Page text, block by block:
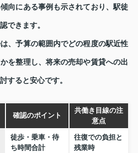
向にある事例も示されており、駅徒
できます。
、予算の範囲内でどの程度の駅近性
を整理し、将来の売却や賃貸への出
すると安心です。
確認のポイント
共働き目線の注
意点
徒歩・乗車・待
ち時間合計
往復での負担と
残業時